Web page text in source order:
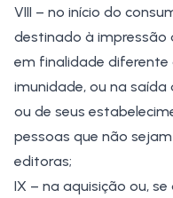
VIII – no início do
destinado à impressão
em finalidade diferente
imunidade, ou na
ou de seus
pessoas que não
editoras;
IX – na aquisição ou,